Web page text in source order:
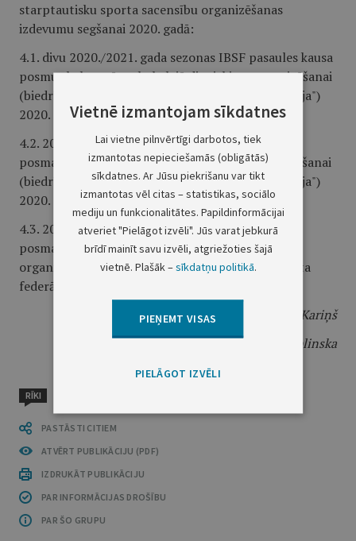
starptautisku sporta sacensību organizēšanas
izdevumu segšanai 2020. gadā:
4.1. divu 2020./2021. gada sezonas IBSF pasaules kausa
posmu skeletonā un bobslejā divniekiem organizēšanai
(biedrībai "Latvijas Bobsleja un skeletona federācija")
2020. gadā – 200 000euro;
4.2. 2020./2021. gada sezonas IBSF Eiropas kausa
posma skeletonā un bobslejā divniekiem organizēšanai
(biedrībai "Latvijas Bobsleja un skeletona federācija")
2020. gadā – 75 000 euro;
4.3. 2020./2021. gada sezonas FIL pasaules kausa
posma (arī Eiropas čempionāta) kamaniņu sportā
organizēšanai (biedrībai "Latvijas Kamaniņu sporta
federācija") 2021. gadā – 110 000
Ministru prezidents
A. K. Kariņš
Izglītības un zinātnes ministre
I. Šuplinska
RĪKI
PASTĀSTI CITIEM
ATVĒRT PUBLIKĀCIJU (PDF)
IZDRUKĀT PUBLIKĀCIJU
PAR INFORMĀCIJAS DROŠĪBU
PAR ŠO GRUPU
Vietnē izmantojam sīkdatnes
Lai vietne pilnvērtīgi darbotos, tiek
izmantotas nepieciešamās (obligātās)
sīkdatnes. Ar Jūsu piekrišanu var tikt
izmantotas vēl citas – statistikas, sociālo
mediju un funkcionalitātes. Papildinformācijai
atveriet "Pielāgot izvēli". Jūs varat jebkurā
brīdī mainīt savu izvēli, atgriežoties šajā
vietnē. Plašāk –sīkdatņu politikā.
PIEŅEMT VISAS
PIELĀGOT IZVĒLI